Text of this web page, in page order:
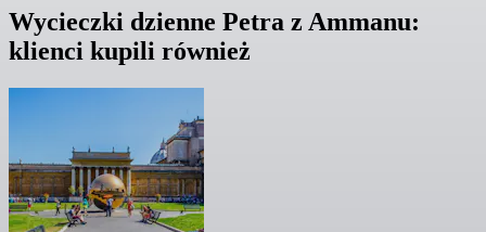
Wycieczki dzienne Petra z Ammanu:
klienci kupili również